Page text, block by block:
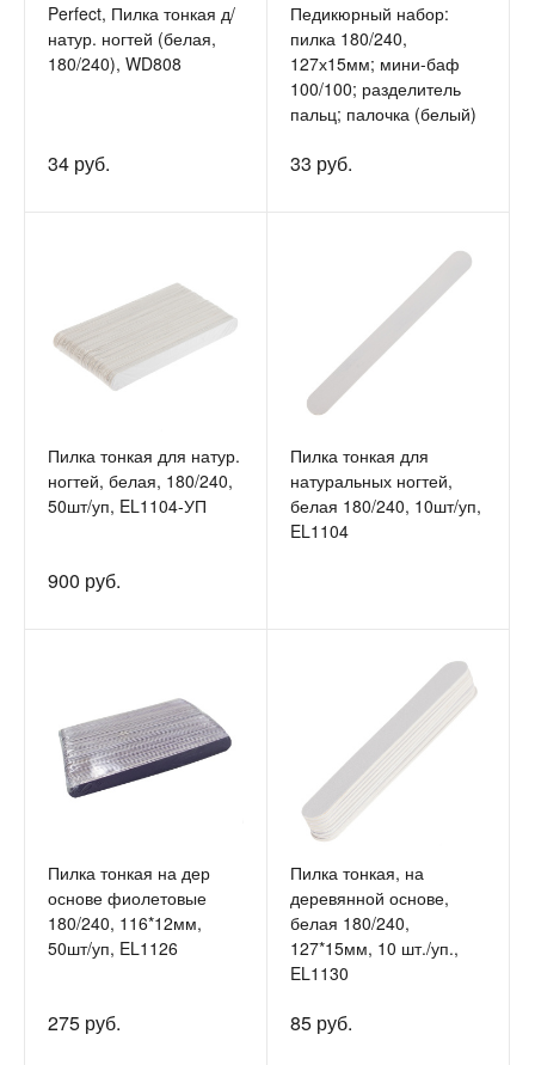
Perfect, Пилка тонкая д/
натур. ногтей (белая,
180/240), WD808
34 руб.
Педикюрный набор:
пилка 180/240,
127х15мм; мини-баф
100/100; разделитель
пальц; палочка (белый)
33 руб.
Пилка тонкая для натур.
ногтей, белая, 180/240,
50шт/уп, EL1104-УП
900 руб.
Пилка тонкая для
натуральных ногтей,
белая 180/240, 10шт/уп,
EL1104
Пилка тонкая на дер
основе фиолетовые
180/240, 116*12мм,
50шт/уп, EL1126
275 руб.
Пилка тонкая, на
деревянной основе,
белая 180/240,
127*15мм, 10 шт./уп.,
EL1130
85 руб.